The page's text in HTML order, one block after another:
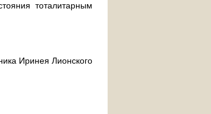
тоталитарным
Иринея Лионского